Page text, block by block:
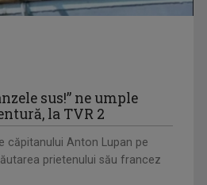
sus!” ne umple
la TVR 2
căpitanului Anton Lupan pe
prietenului său francez